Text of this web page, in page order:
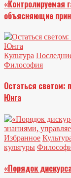
«Контролируемая
объясняющие
Культура
Философия
Остаться светом:
Юнга
Избранное
культуры
«Порядок